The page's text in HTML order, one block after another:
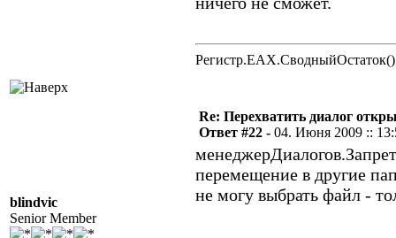
Регистр.EAX.СводныйОстаток()
blindvic
Senior Member
Re: Перехватить диалог
Ответ #22 - 04. Июня 2009 ::
перемещение в другие
не могу выбрать файл -